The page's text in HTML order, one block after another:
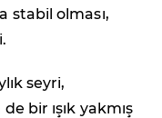
stabil olması,
seyri,
bir ışık yakmış